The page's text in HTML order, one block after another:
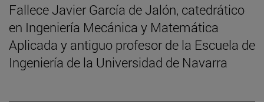
Fallece Javier García de Jalón, catedrático
en Ingeniería Mecánica y Matemática
Aplicada y antiguo profesor de la Escuela de
Ingeniería de la Universidad de Navarra